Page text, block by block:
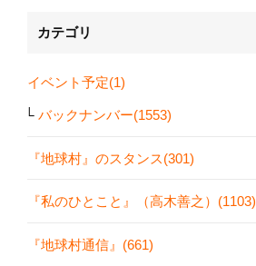
カテゴリ
イベント予定(1)
バックナンバー(1553)
『地球村』のスタンス(301)
『私のひとこと』（高木善之）(1103)
『地球村通信』(661)